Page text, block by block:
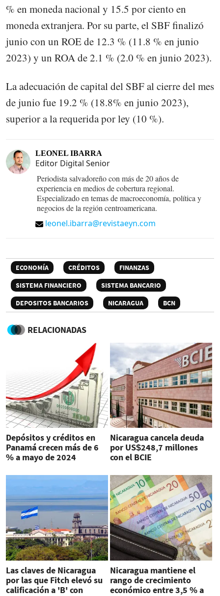
% en moneda nacional y 15.5 por ciento en
moneda extranjera. Por su parte, el SBF finalizó
junio con un ROE de 12.3 % (11.8 % en junio
2023) y un ROA de 2.1 % (2.0 % en junio 2023).
La adecuación de capital del SBF al cierre del mes
de junio fue 19.2 % (18.8% en junio 2023),
superior a la requerida por ley (10 %).
LEONEL IBARRA
Editor Digital Senior
Periodista salvadoreño con más de 20 años de
experiencia en medios de cobertura regional.
Especializado en temas de macroeconomía, política y
negocios de la región centroamericana.
leonel.ibarra@revistaeyn.com
ECONOMÍA CRÉDITOS
FINANZAS
SISTEMA FINANCIERO
SISTEMA BANCARIO
DEPOSITOS BANCARIOS
NICARAGUA BCN
RELACIONADAS
Depósitos y créditos en
Panamá crecen más de 6
% a mayo de 2024
Nicaragua cancela deuda
por US$248,7 millones
con el BCIE
Las claves de Nicaragua
por las que Fitch elevó su
calificación a 'B' con
Nicaragua mantiene el
rango de crecimiento
económico entre 3,5 % a